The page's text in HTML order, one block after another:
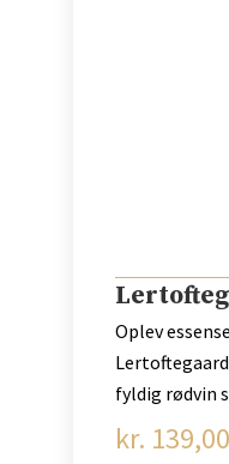
Oplev
fyldig rødvin
kr. 139,00